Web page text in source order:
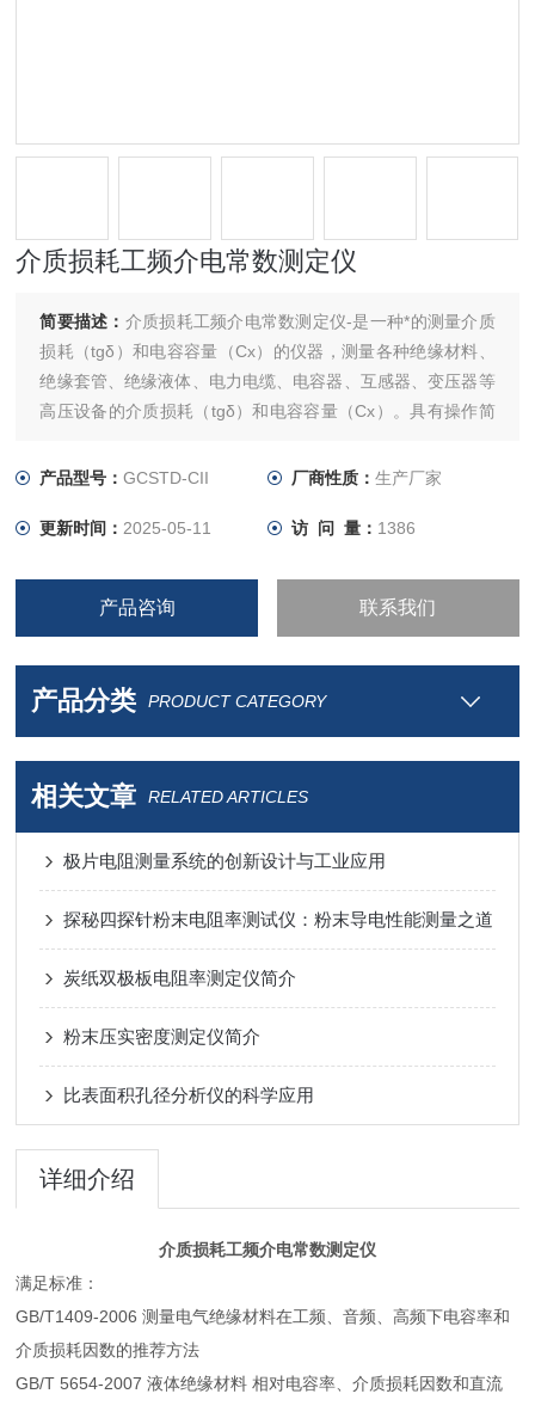
介质损耗工频介电常数测定仪
简要描述： 介质损耗工频介电常数测定仪-是一种*的测量介质
损耗（tgδ）和电容容量（Cx）的仪器，测量各种绝缘材料、
绝缘套管、绝缘液体、电力电缆、电容器、互感器、变压器等
高压设备的介质损耗（tgδ）和电容容量（Cx）。具有操作简
时间短等优点。
产品型号：GCSTD-CII 厂商性质： 生产厂家
更新时间： 2025-05-11 访 问 量： 1386
产品咨询 联系我们
产品分类 PRODUCT CATEGORY
相关文章 RELATED ARTICLES
极片电阻测量系统的创新设计与工业应用
探秘四探针粉末电阻率测试仪：粉末导电性能测量之道
炭纸双极板电阻率测定仪简介
粉末压实密度测定仪简介
比表面积孔径分析仪的科学应用
详细介绍
介质损耗工频介电常数测定仪
满足标准：
GB/T1409-2006 测量电气绝缘材料在工频、音频、高频下电容率和
介质损耗因数的推荐方法
GB/T 5654-2007 液体绝缘材料 相对电容率、介质损耗因数和直流